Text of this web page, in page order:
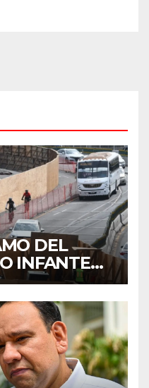
DEL
INFANTE
OBRAS
A